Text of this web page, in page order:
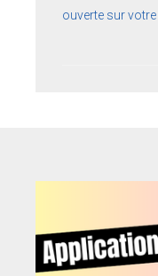
ouverte sur